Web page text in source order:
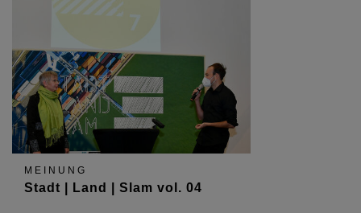
MEINUNG
Stadt | Land | Slam vol. 04